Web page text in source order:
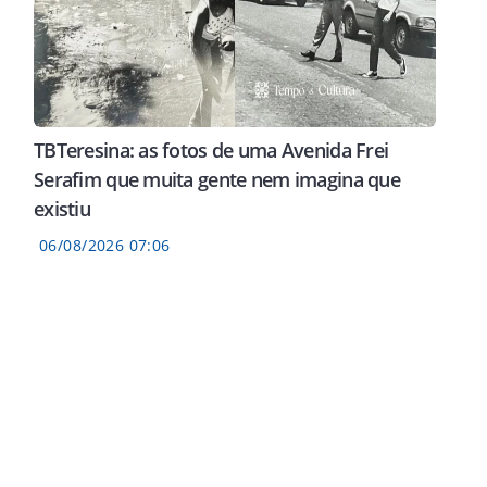
TBTeresina: as fotos de uma Avenida Frei
Serafim que muita gente nem imagina que
existiu
06/08/2026 07:06